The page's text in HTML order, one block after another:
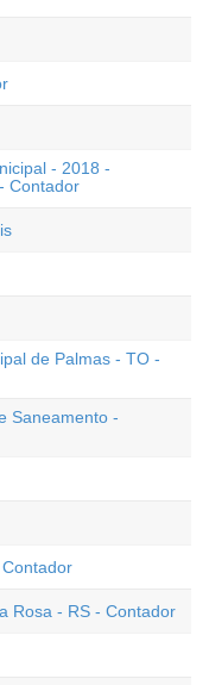
- 2018 -
Contador
de Palmas - TO -
Saneamento -
Rosa - RS - Contador